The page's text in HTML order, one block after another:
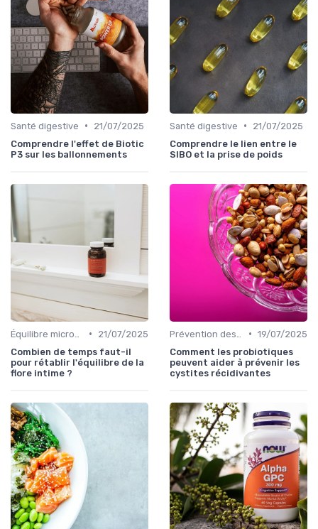
Santé digestive •
21/07/2025
Comprendre l'effet de Biotic
P3 sur les ballonnements
Santé digestive •
21/07/2025
Comprendre le lien entre le
SIBO et la prise de poids
•
21/07/2025
Combien de temps faut-il
pour rétablir l'équilibre de la
flore intime ?
• 19/07/2025
Comment les probiotiques
peuvent aider à prévenir les
cystites récidivantes